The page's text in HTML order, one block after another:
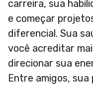
carreira, sua
e começar
diferencial. Sua
você acreditar
direcionar sua
Entre amigos,